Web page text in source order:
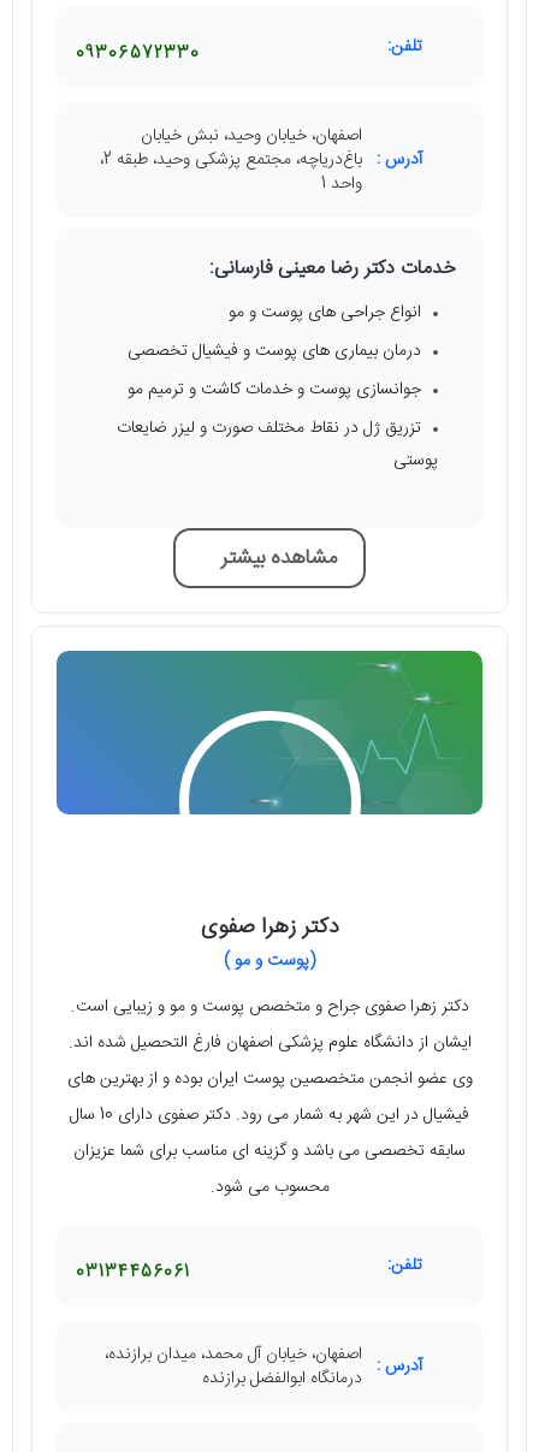
تلفن: 09306572330
آدرس :
اصفهان، خیابان وحید، نبش خیابان
باغ‌دریاچه، مجتمع پزشکی وحید، طبقه 2،
واحد 1
خدمات دکتر رضا معینی فارسانی:
انواع جراحی ‌های پوست و مو
درمان بیماری ‌های پوست و فیشیال تخصصی
جوانسازی پوست و خدمات کاشت و ترمیم مو
تزریق ژل در نقاط مختلف صورت و لیزر ضایعات
پوستی
مشاهده بیشتر
دکتر زهرا صفوی
(پوست و مو )
دکتر زهرا صفوی جراح و متخصص پوست و مو و زیبایی است.
ایشان از دانشگاه علوم پزشکی اصفهان فارغ التحصیل شده ‌اند.
وی عضو انجمن متخصصین پوست ایران بوده و از بهترین ‌های
فیشیال در این شهر به شمار می ‌رود. دکتر صفوی دارای 10 سال
سابقه تخصصی می‌ باشد و گزینه ‌ای مناسب برای شما عزیزان
محسوب می ‌شود.
تلفن: 03134456061
آدرس : اصفهان، خیابان آل محمد، میدان برازنده،
درمانگاه ابوالفضل برازنده